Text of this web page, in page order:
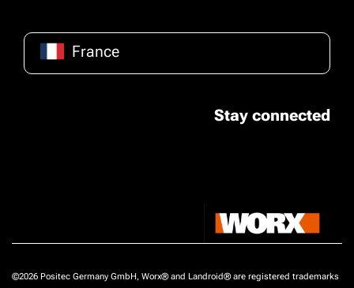
France
Stay connected
©2026 Positec Germany GmbH, Worx® and Landroid® are registered trademarks